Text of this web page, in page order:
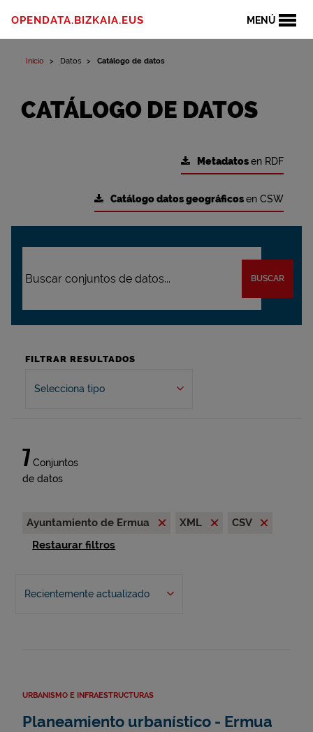
MENÚ
OPENDATA.BIZKAIA.EUS
Inicio Datos Catálogo de datos
CATÁLOGO DE DATOS
Metadatosen RDF
Catálogo datos geográficosen CSW
BUSCAR
FILTRAR RESULTADOS
Selecciona tipo
7 Conjuntos
de datos
Ayuntamiento de Ermua XML
CSV
Restaurar filtros
Recientemente actualizado
URBANISMO E INFRAESTRUCTURAS
Planeamiento urbanístico - Ermua